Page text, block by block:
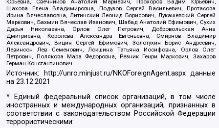
Юрьевна, Свечников Анатолий Мариевич, Прохоров Вадим Юрьевич,
Шахова Елена Владимировна, Подузов Сергей Васильевич, Протасова
Ирина Вячеславовна, Литинский Леонид Борисович, Лукашевский Сергей
Маркович, Бахмин Вячеслав Иванович, Шабад Анатолий Ефимович, Сухих
Дарья Николаевна, Орлов Олег Петрович, Добровольская Анна
Дмитриевна, Королева Александра Евгеньевна, Смирнов Владимир
Александрович, Вицин Сергей Ефимович, Золотухин Борис Андреевич,
Левинсон Лев Семенович, Локшина Татьяна Иосифовна, Орлов Олег
Петрович, Полякова Мара Федоровна, Резник Генри Маркович, Захаров
Герман Константинович
Источник: http://unro.minjust.ru/NKOForeignAgent.aspxданные
на23.12.2021
* Единый федеральный список организаций, в том числе
иностранных и международных организаций, признанных в
соответствии с законодательством Российской Федерации
террористическими: